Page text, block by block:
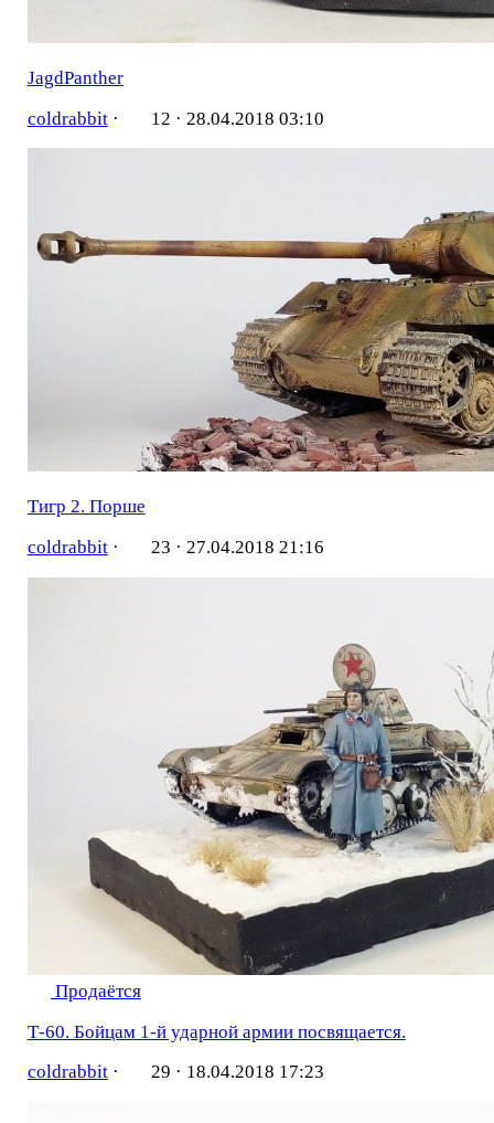
JagdPanther
coldrabbit· 12 · 28.04.2018 03:10
Тигр 2. Порше
coldrabbit· 23 · 27.04.2018 21:16
Продаётся
Т-60. Бойцам 1-й ударной армии посвящается.
coldrabbit· 29 · 18.04.2018 17:23